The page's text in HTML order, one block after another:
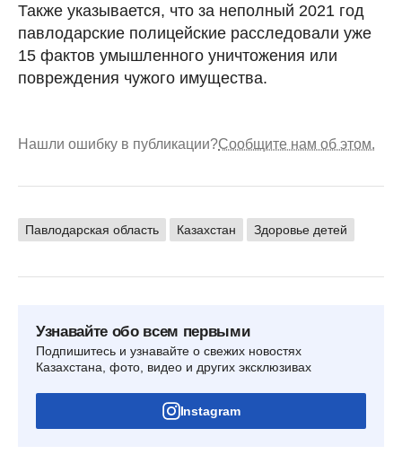
Также указывается, что за неполный 2021 год
павлодарские полицейские расследовали уже
15 фактов умышленного уничтожения или
повреждения чужого имущества.
Нашли ошибку в публикации?Сообщите нам об этом.
Павлодарская область Казахстан Здоровье детей
Узнавайте обо всем первыми
Подпишитесь и узнавайте о свежих новостях
Казахстана, фото, видео и других эксклюзивах
Instagram